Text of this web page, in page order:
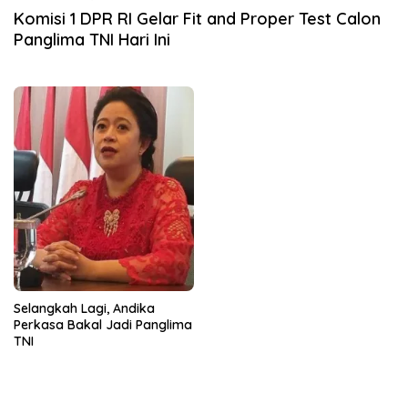
Komisi 1 DPR RI Gelar Fit and Proper Test Calon
Panglima TNI Hari Ini
Selangkah Lagi, Andika
Perkasa Bakal Jadi Panglima
TNI